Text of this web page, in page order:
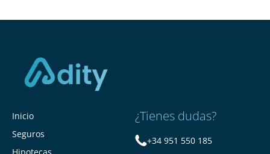
Inicio
Seguros
¿Tienes dudas?
+34 951 550 185